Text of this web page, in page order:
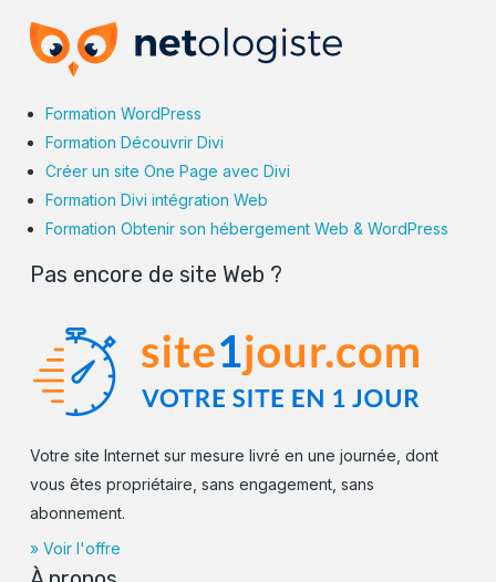
Formation WordPress
Formation Découvrir Divi
Créer un site One Page avec Divi
Formation Divi intégration Web
Formation Obtenir son hébergement Web & WordPress
Pas encore de site Web ?
Votre site Internet sur mesure livré en une journée, dont
vous êtes propriétaire, sans engagement, sans
abonnement.
» Voir l'offre